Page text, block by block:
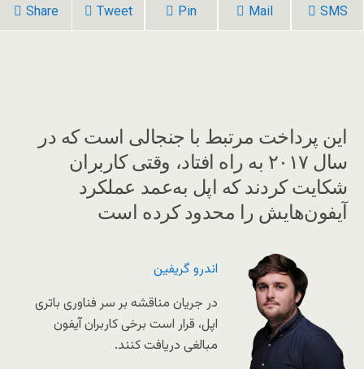
Share Tweet Pin Mail SMS
این پرداخت مرتبط با جنجالی است که در
سال ۲۰۱۷ به راه افتاد، وقتی کاربران
شکایت کردند که اپل به‌عمد عملکرد
آیفون‌هایش را محدود کرده است
اندرو گریفین
در جریان مناقشه بر سر فناوری باتری
اپل، قرار است برخی کاربران آیفون
مبالغی دریافت کنند.